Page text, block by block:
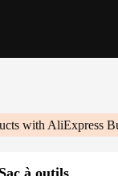
with AliExpress
Sac à outils